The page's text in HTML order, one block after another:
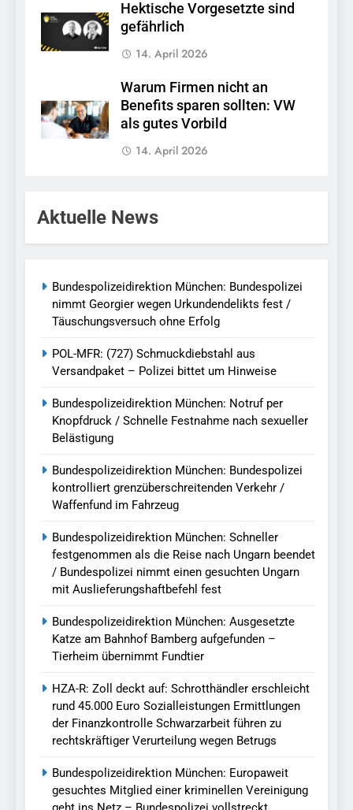
Hektische Vorgesetzte sind
gefährlich
14. April 2026
Warum Firmen nicht an
Benefits sparen sollten: VW
als gutes Vorbild
14. April 2026
Aktuelle News
Bundespolizeidirektion München: Bundespolizei
nimmt Georgier wegen Urkundendelikts fest /
Täuschungsversuch ohne Erfolg
POL-MFR: (727) Schmuckdiebstahl aus
Versandpaket – Polizei bittet um Hinweise
Bundespolizeidirektion München: Notruf per
Knopfdruck / Schnelle Festnahme nach sexueller
Belästigung
Bundespolizeidirektion München: Bundespolizei
kontrolliert grenzüberschreitenden Verkehr /
Waffenfund im Fahrzeug
Bundespolizeidirektion München: Schneller
festgenommen als die Reise nach Ungarn beendet
/ Bundespolizei nimmt einen gesuchten Ungarn
mit Auslieferungshaftbefehl fest
Bundespolizeidirektion München: Ausgesetzte
Katze am Bahnhof Bamberg aufgefunden –
Tierheim übernimmt Fundtier
HZA-R: Zoll deckt auf: Schrotthändler erschleicht
rund 45.000 Euro Sozialleistungen Ermittlungen
der Finanzkontrolle Schwarzarbeit führen zu
rechtskräftiger Verurteilung wegen Betrugs
Bundespolizeidirektion München: Europaweit
gesuchtes Mitglied einer kriminellen Vereinigung